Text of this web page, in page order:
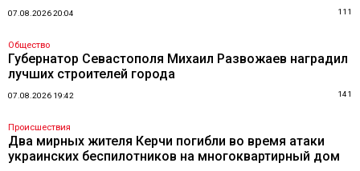
07.08.2026 20:04 111
Общество
Губернатор Севастополя Михаил Развожаев наградил
лучших строителей города
07.08.2026 19:42 141
Происшествия
Два мирных жителя Керчи погибли во время атаки
украинских беспилотников на многоквартирный дом